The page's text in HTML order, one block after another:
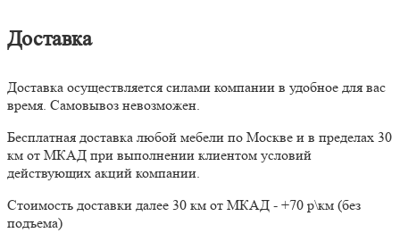
Доставка
Доставка осуществляется силами компании в удобное для вас
время. Самовывоз невозможен.
Бесплатная доставка любой мебели по Москве и в пределах 30
км от МКАД при выполнении клиентом условий
действующих акций компании.
Стоимость доставки далее 30 км от МКАД - +70 р\км (без
подъема)